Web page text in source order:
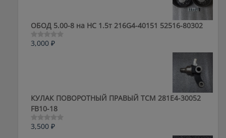
ОБОД 5.00-8 на HC 1.5т 216G4-40151 52516-80302
Оценка
3,000 ₽
КУЛАК ПОВОРОТНЫЙ ПРАВЫЙ ТСМ 281E4-30052
FB10-18
Оценка
3,500 ₽